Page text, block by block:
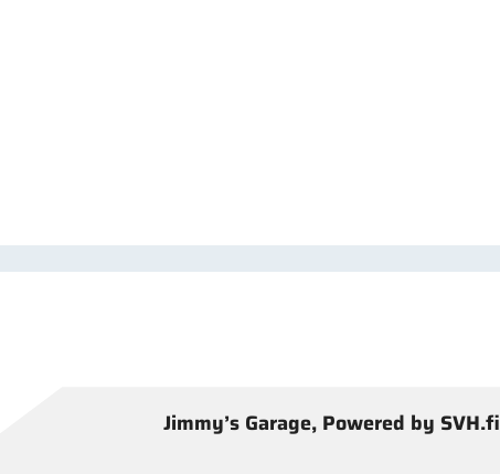
Jimmy’s Garage, Powered by SVH.fi